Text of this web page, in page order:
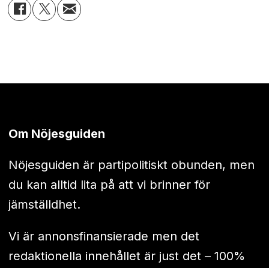
Om Nöjesguiden
Nöjesguiden är partipolitiskt obunden, men
du kan alltid lita på att vi brinner för
jämställdhet.
Vi är annonsfinansierade men det
redaktionella innehållet är just det – 100%